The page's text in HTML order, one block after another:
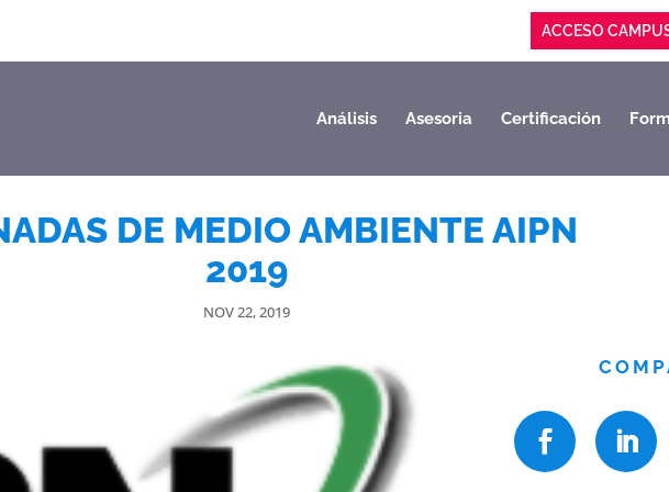
ACCESO
Análisis Asesoria Certificación
DE MEDIO AMBIENTE AIPN
2019
NOV 22, 2019